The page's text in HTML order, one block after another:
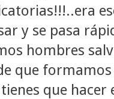
y se pasa
hombres
que
que